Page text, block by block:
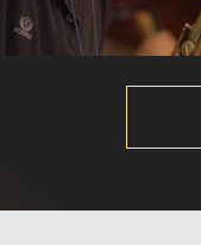
강의보기